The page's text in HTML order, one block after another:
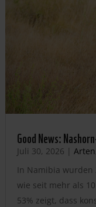
Good News:
Juli 30, 2026 | Arten
In Namibia wurden
wie seit mehr als
53% zeigt, dass